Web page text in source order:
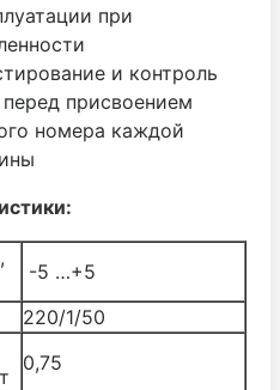
при
и контроль
присвоением
номера каждой
-5 …+5
220/1/50
0,75